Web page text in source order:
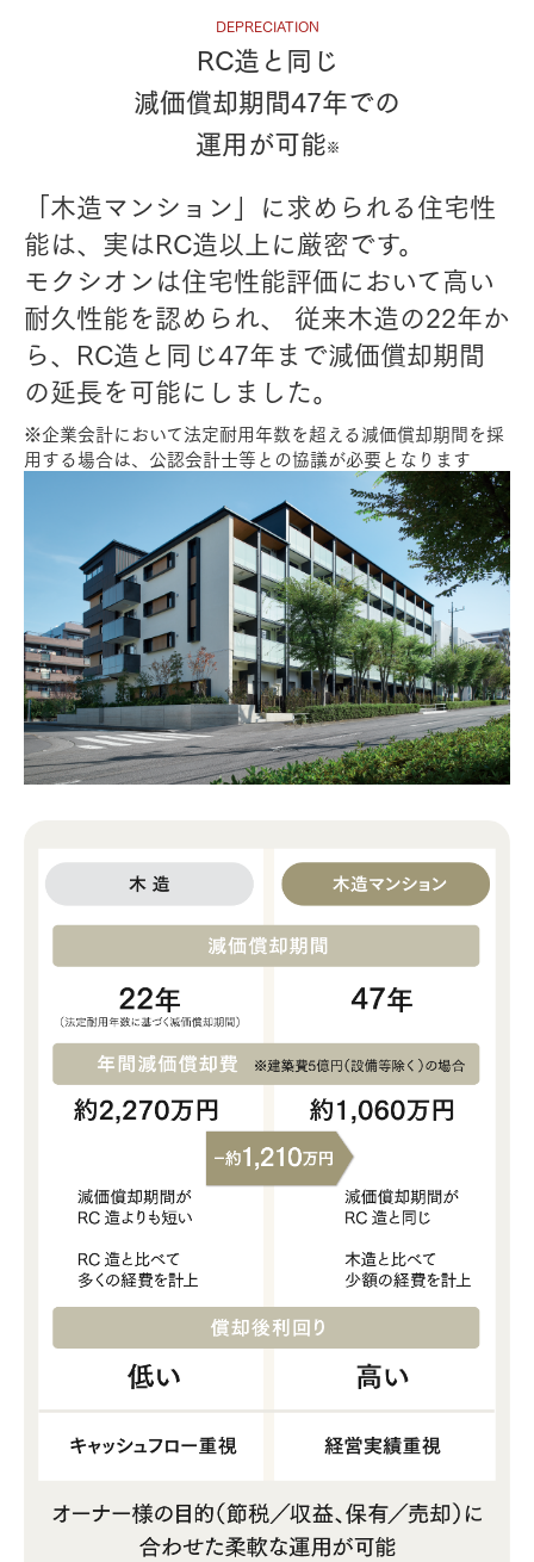
DEPRECIATION
RC造と同じ
減価償却期間47年での
運⽤が可能※
「⽊造マンション」に求められる住宅性
能は、実はRC造以上に厳密です。
モクシオンは住宅性能評価において⾼い
耐久性能を認められ、 従来⽊造の22年か
ら、RC造と同じ47年まで減価償却期間
の延⻑を可能にしました。
※企業会計において法定耐⽤年数を超える減価償却期間を採
⽤する場合は、公認会計⼠等との協議が必要となります